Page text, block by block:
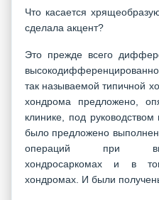
Что касается
сделала акцент?
Это прежде всего
так называемой типичной
хондрома предложено,
клинике, под руководством
было предложено
операций при
хондросаркомах и в
хондромах. И были